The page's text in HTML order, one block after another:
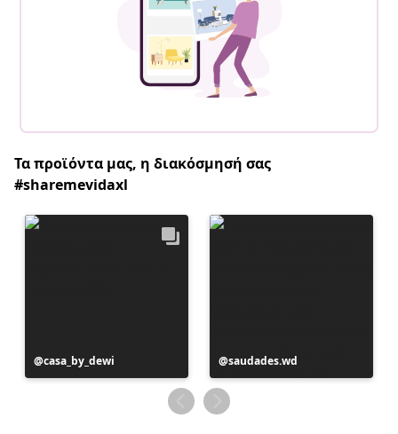
Τα προϊόντα μας, η διακόσμησή σας
#sharemevidaxl
Η
ανάρτηση
casa_by_dewi
Η
ανάρτηση
δημοσιεύθηκε
από
saudades.wd